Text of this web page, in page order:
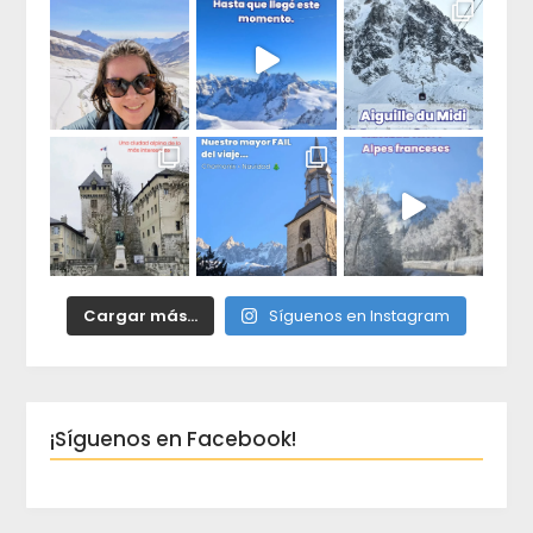
Cargar más... Síguenos en Instagram
¡Síguenos en Facebook!